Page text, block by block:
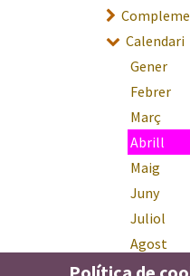
Calendari
Gener
Febrer
Març
Abrill
Maig
Juny
Juliol
Agost